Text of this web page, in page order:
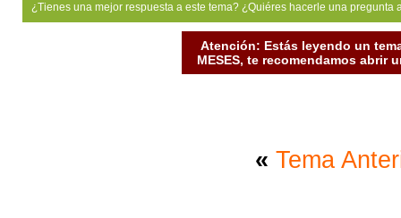
¿Tienes una mejor respuesta a este tema? ¿Quiéres hacerle una
Atención: Estás leyendo un
MESES, te recomendamos abrir
« Tema